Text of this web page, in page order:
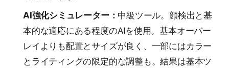
AI強化シミュレーター： 中級ツール。顔検出と基
本的な適応にある程度のAIを使用。基本オーバー
レイよりも配置とサイズが良く、一部にはカラー
とライティングの限定的な調整も。結果は基本ツ